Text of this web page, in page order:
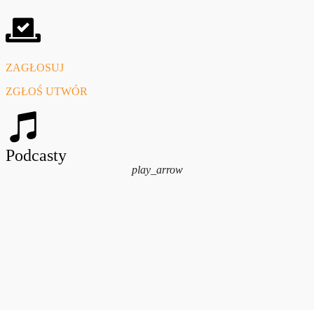
ZAGŁOSUJ
ZGŁOŚ UTWÓR
Podcasty
play_arrow